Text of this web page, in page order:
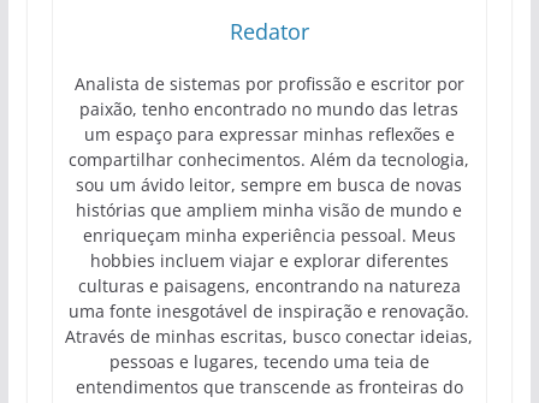
Redator
Analista de sistemas por profissão e escritor por
paixão, tenho encontrado no mundo das letras
um espaço para expressar minhas reflexões e
compartilhar conhecimentos. Além da tecnologia,
sou um ávido leitor, sempre em busca de novas
histórias que ampliem minha visão de mundo e
enriqueçam minha experiência pessoal. Meus
hobbies incluem viajar e explorar diferentes
culturas e paisagens, encontrando na natureza
uma fonte inesgotável de inspiração e renovação.
Através de minhas escritas, busco conectar ideias,
pessoas e lugares, tecendo uma teia de
entendimentos que transcende as fronteiras do